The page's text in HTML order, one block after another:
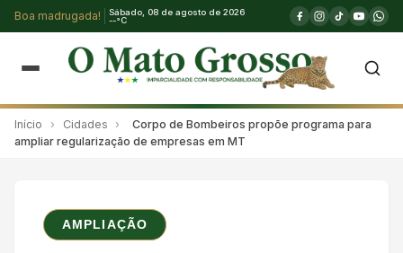
Boa madrugada!
Sábado, 08 de agosto de 2026
--°C
Início › Cidades ›
Corpo de Bombeiros propõe programa para
ampliar regularização de empresas em MT
AMPLIAÇÃO